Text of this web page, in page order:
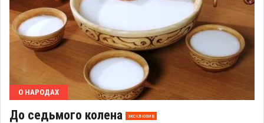
О НАРОДАХ
До седьмого колена эксклюзив